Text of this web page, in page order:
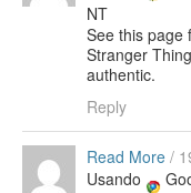
NT
See this page
Stranger
authentic.
Reply
Read More /
Usando